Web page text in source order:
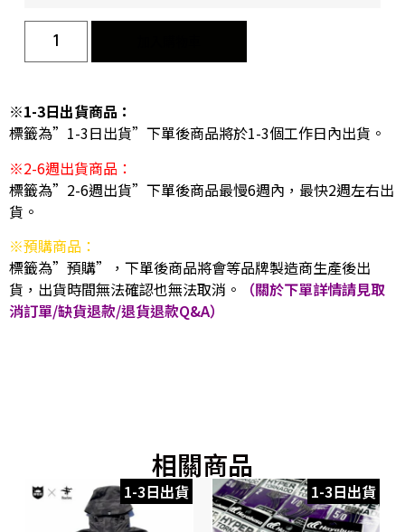
※1-3日出貨商品：
標籤為”1-3日出貨”下單後商品將於1-3個工作日內出貨。
※2-6週出貨商品：
標籤為”2-6週出貨”下單後商品最慢6週內，最快2週左右出
貨。
※預購商品：
標籤為”預購”，下單後商品將會等品牌製造商生產後出
貨，出貨時間無法確認也無法取消。
（關於下單詳情請見取
消訂單/缺貨退款/退貨退款Q&A）
相關商品
1-3日出貨 1-3日出貨